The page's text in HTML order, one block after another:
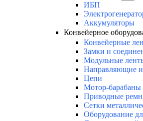
ИБП
Аккумуляторы
Конвейерное
Конвейерные
Замки и
Модульные
Направляющие и
Цепи
Мотор-барабаны
Приводные
Сетки
Оборудование